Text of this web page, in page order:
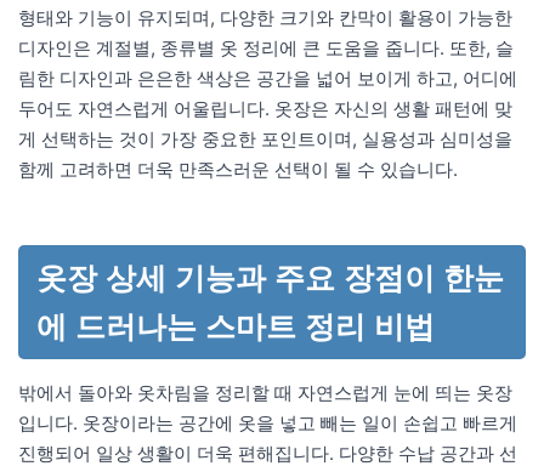
형태와 기능이 유지되며, 다양한 크기와 칸막이 활용이 가능한
디자인은 계절별, 종류별 옷 정리에 큰 도움을 줍니다. 또한, 슬
림한 디자인과 은은한 색상은 공간을 넓어 보이게 하고, 어디에
두어도 자연스럽게 어울립니다. 옷장은 자신의 생활 패턴에 맞
게 선택하는 것이 가장 중요한 포인트이며, 실용성과 심미성을
함께 고려하면 더욱 만족스러운 선택이 될 수 있습니다.
옷장 상세 기능과 주요 장점이 한눈
에 드러나는 스마트 정리 비법
밖에서 돌아와 옷차림을 정리할 때 자연스럽게 눈에 띄는 옷장
입니다. 옷장이라는 공간에 옷을 넣고 빼는 일이 손쉽고 빠르게
진행되어 일상 생활이 더욱 편해집니다. 다양한 수납 공간과 선